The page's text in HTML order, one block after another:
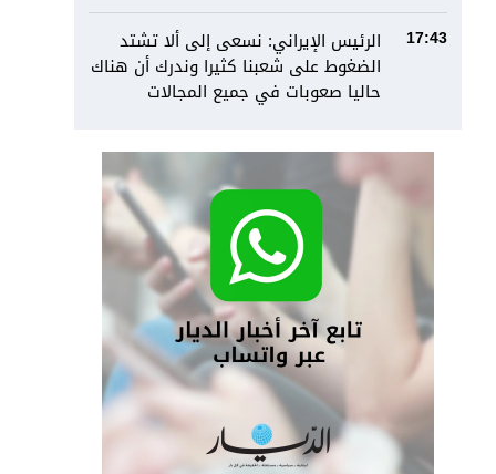
17:43
الرئيس الإيراني: نسعى إلى ألا تشتد
الضغوط على شعبنا كثيرا وندرك أن هناك
حاليا صعوبات في جميع المجالات